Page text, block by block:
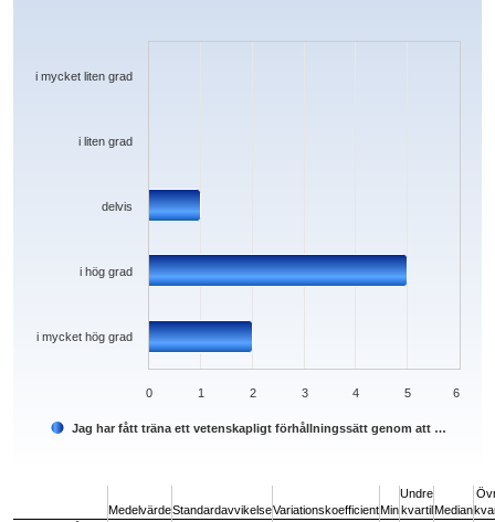
The chart has 1 X axis displaying categories.
Jag har fått träna ett vetenskapligt förhållningssätt genom att …
i mycket hög grad
i hög grad
delvis
i liten grad
i mycket liten grad
0 1 2 3 4 5 6
MedelvärdeStandardavvikelseVariationskoefficientMin
Undre
kvartilMedian